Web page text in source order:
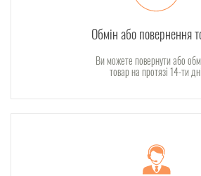
Обмін або повернення
Ви можете повернути або
товар на протязі 14-ти